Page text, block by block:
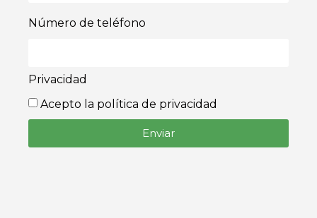
Número de teléfono
Privacidad
Acepto la política de privacidad
Enviar